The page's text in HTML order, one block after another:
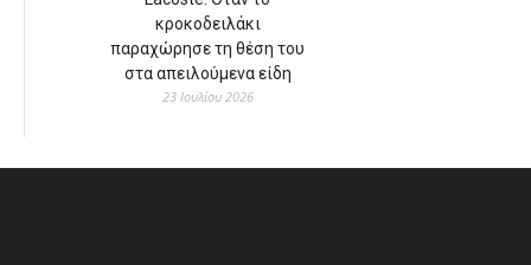
κροκοδειλάκι
παραχώρησε τη θέση του
στα απειλούμενα είδη
23 Ιουλίου 2026